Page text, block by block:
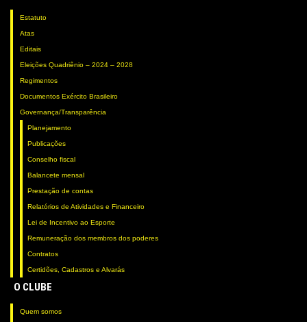
Estatuto
Atas
Editais
Eleições Quadriênio – 2024 – 2028
Regimentos
Documentos Exército Brasileiro
Governança/Transparência
Planejamento
Publicações
Conselho fiscal
Balancete mensal
Prestação de contas
Relatórios de Atividades e Financeiro
Lei de Incentivo ao Esporte
Remuneração dos membros dos poderes
Contratos
Certidões, Cadastros e Alvarás
O CLUBE
Quem somos